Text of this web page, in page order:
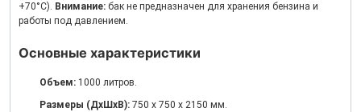
+70°C). Внимание: бак не предназначен для хранения бензина и
работы под давлением.
Основные характеристики
Объем: 1000 литров.
Размеры (ДхШхВ): 750 x 750 x 2150 мм.